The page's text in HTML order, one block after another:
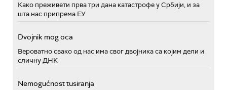
Како преживети прва три дана катастрофе у Србији, и за
шта нас припрема ЕУ
Dvojnik mog oca
Вероватно свако од нас има свог двојника са којим дели и
сличну ДНК
Nemogućnost tusiranja